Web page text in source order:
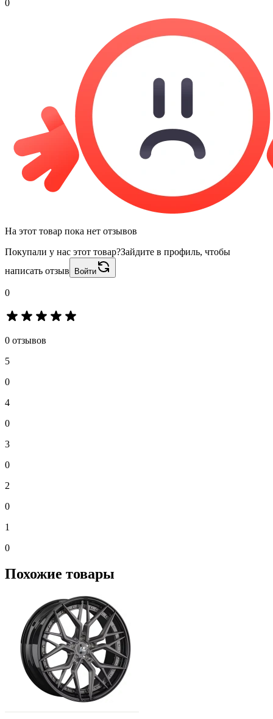
0
На этот товар пока нет отзывов
Покупали у нас этот товар?Зайдите в профиль, чтобы
написать отзыв
Войти
0
0 отзывов
5
0
4
0
3
0
2
0
1
0
Похожие товары